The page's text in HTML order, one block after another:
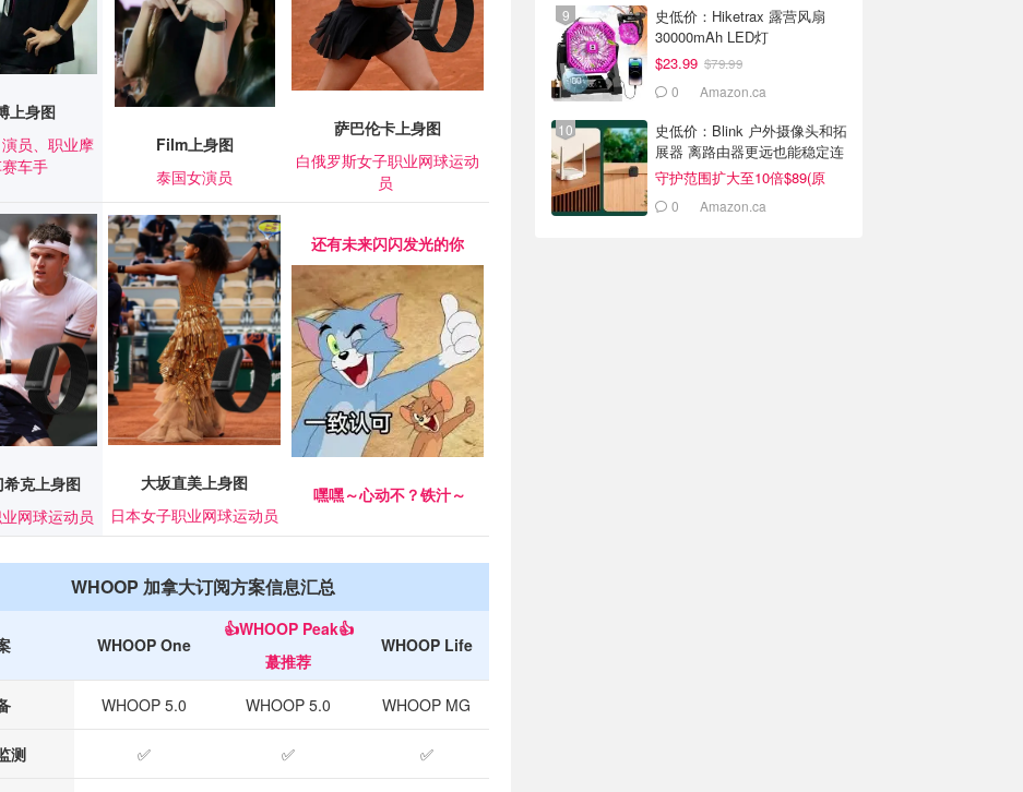
上身图
员、职业摩
车手
Film上身图
泰国女演员
萨巴伦卡上身图
白俄罗斯女子职业网球运动
员
希克上身图
网球运动员
大坂直美上身图
日本女子职业网球运动员
还有未来闪闪发光的你
嘿嘿～心动不？铁汁～
WHOOP 加拿大订阅方案信息汇总
WHOOP One
👍WHOOP Peak👍
蕞推荐
WHOOP Life
WHOOP 5.0 WHOOP 5.0 WHOOP MG
测 ✅ ✅ ✅
史低价：Hiketrax 露营风扇
30000mAh LED灯
$23.99 $79.99
0 Amazon.ca
史低价：Blink 户外摄像头和拓
展器 离路由器更远也能稳定连
接
守护范围扩大至10倍$89(原
$165）
0 Amazon.ca